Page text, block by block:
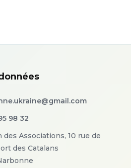
98 32
des Associations, 10 rue de
des Catalans